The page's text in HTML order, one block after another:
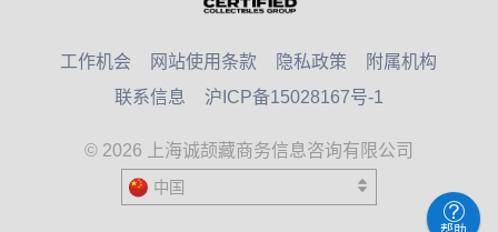
工作机会 网站使用条款 隐私政策
附属机构
联系信息
沪ICP备15028167号-1
© 2026 上海诚颉藏商务信息咨询有限公司
中国
United States